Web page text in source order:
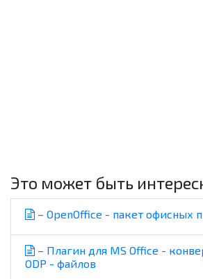
Это может быть
– OpenOffice - пакет офисных
– Плагин для MS Office -
ODP - файлов